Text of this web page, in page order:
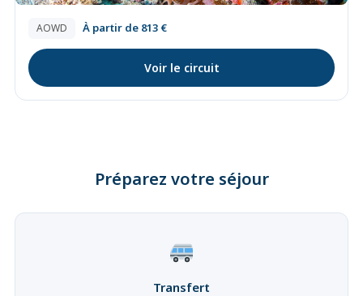
AOWD À partir de 813 €
Voir le circuit
Préparez votre séjour
Transfert